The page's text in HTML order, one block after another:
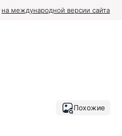
на международной версии сайта
Похожие